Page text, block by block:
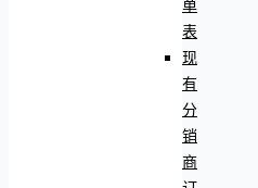
单
表
现
有
分
销
商